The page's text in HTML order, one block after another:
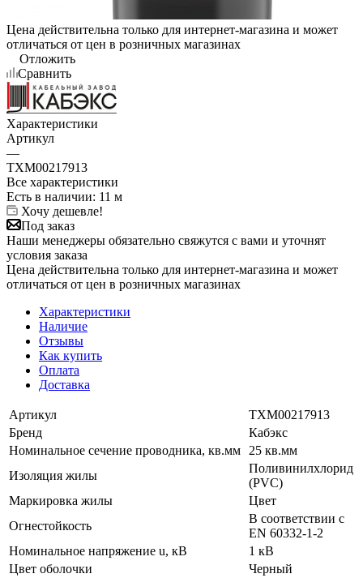
Цена действительна только для интернет-магазина и может
отличаться от цен в розничных магазинах
Отложить
Сравнить
Характеристики
Артикул
—
ТХМ00217913
Все характеристики
Есть в наличии: 11 м
Хочу дешевле!
Под заказ
Наши менеджеры обязательно свяжутся с вами и уточнят
условия заказа
Цена действительна только для интернет-магазина и может
отличаться от цен в розничных магазинах
Характеристики
Наличие
Отзывы
Как купить
Оплата
Доставка
Артикул
ТХМ00217913
Бренд
Кабэкс
Номинальное сечение проводника, кв.мм
25 кв.мм
Изоляция жилы
Поливинилхлорид
(PVC)
Маркировка жилы
Цвет
Огнестойкость
В соответствии с
EN 60332-1-2
Номинальное напряжение u, кВ
1 кВ
Цвет оболочки
Черный